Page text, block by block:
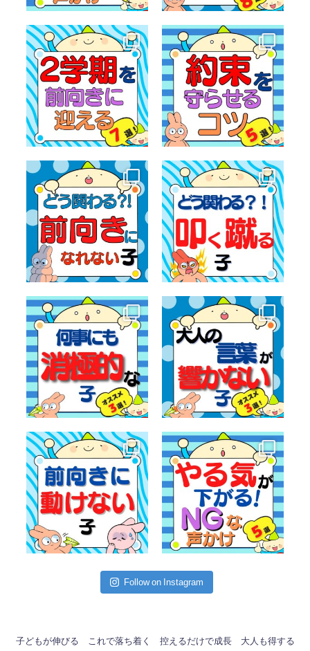
Follow on Instagram
子どもが伸びる これで落ち着く 控えるだけで成長 大人も得する